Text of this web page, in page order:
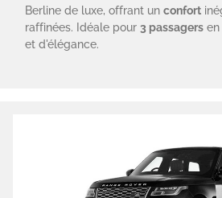
Berline de luxe, offrant un confort
raffinées. Idéale pour 3 passagersen
et d'élégance.